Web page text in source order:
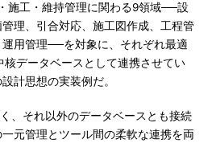
施工・維持管理に関わる9領域──設
理、引合対応、施工図作成、工程管
用管理──を対象に、それぞれ最適
核データベースとして連携させてい
計思想の実装例だ。
、それ以外のデータベースとも接続
元管理とツール間の柔軟な連携を両